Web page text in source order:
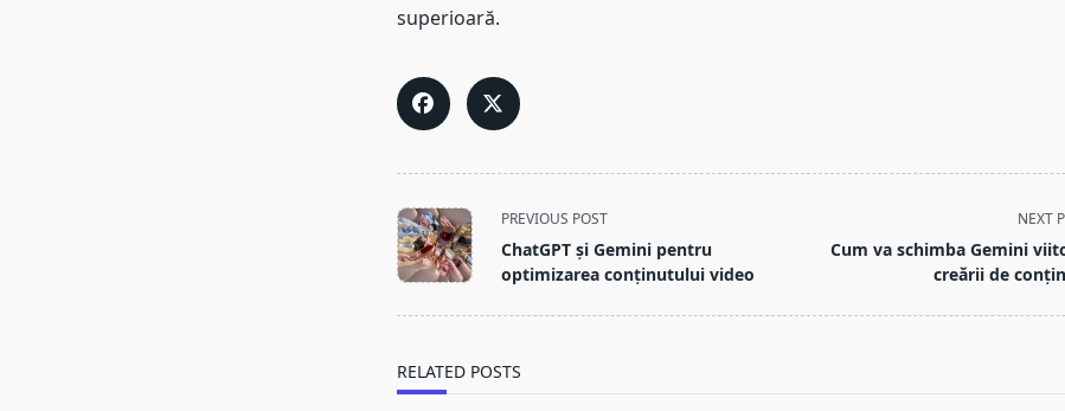
superioară.
<span
class="nav-
subtitle
PREVIOUS POST
ChatGPT și Gemini pentru
optimizarea conținutului video
NEXT
Cum va schimba Gemini
creării de
RELATED POSTS